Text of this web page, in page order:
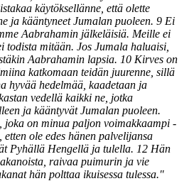
käytöksellänne, että olette
ja kääntyneet Jumalan puoleen. 9 Ei
Aabrahamin jälkeläisiä. Meille ei
todista mitään. Jos Jumala haluaisi,
Aabrahamin lapsia. 10 Kirves on
katkomaan teidän juurenne, sillä
hyvää hedelmää, kaadetaan ja
vedellä kaikki ne, jotka
ja kääntyvät Jumalan puoleen.
joka on minua paljon voimakkaampi -
ole edes hänen palvelijansa
Pyhällä Hengellä ja tulella. 12 Hän
raivaa puimurin ja vie
hän polttaa ikuisessa tulessa."